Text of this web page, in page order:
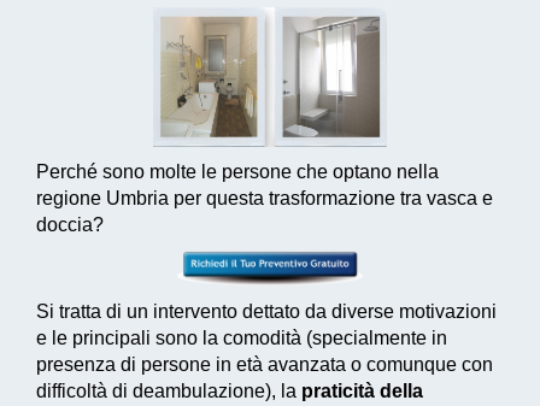
Perché sono molte le persone che optano nella
regione Umbria per questa trasformazione tra vasca e
doccia?
Si tratta di un intervento dettato da diverse motivazioni
e le principali sono la comodità (specialmente in
presenza di persone in età avanzata o comunque con
difficoltà di deambulazione), la praticità della